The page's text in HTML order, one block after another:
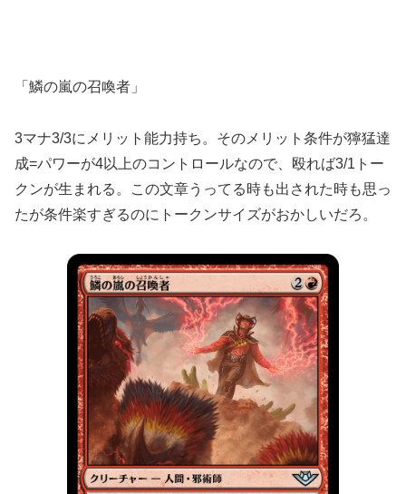
「鱗の嵐の召喚者」
3マナ3/3にメリット能力持ち。そのメリット条件が獰猛達
成=パワーが4以上のコントロールなので、殴れば3/1トー
クンが生まれる。この文章うってる時も出された時も思っ
たが条件楽すぎるのにトークンサイズがおかしいだろ。